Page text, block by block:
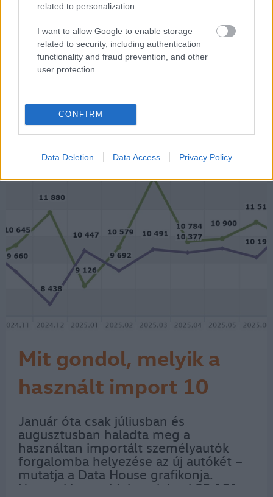
related to personalization.
I want to allow Google to enable storage
related to security, including authentication
functionality and fraud prevention, and other
user protection.
CONFIRM
Data Deletion Data Access Privacy Policy
A Központi Statisztikai Hivatal adatai
szerint az első félév végére a
magyarországi személyautók
darabszáma 4,329 millióra emelkedett
az elmúlt év végi 4,263 millióról,
ugyanakkor az állomány átlagos kora
szempontból különösen nagy
jelentőségű, hogy az első
háromnegyed…
Mit gondol, melyik a
használt import 10
legpörgősebb márkája?
Január óta csak júliusban és
augusztusban haladta meg a
használtan importált személyautók
forgalomba helyezése az új autókét –
mutatja a Data House grafikonja.
Ugyanakkor az idei nyolchavi 83 131